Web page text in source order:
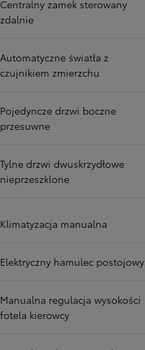
Centralny zamek sterowany
zdalnie
Automatyczne światła z
czujnikiem zmierzchu
Pojedyncze drzwi boczne
przesuwne
Tylne drzwi dwuskrzydłowe
nieprzeszklone
Klimatyzacja manualna
Elektryczny hamulec postojowy
Manualna regulacja wysokości
fotela kierowcy